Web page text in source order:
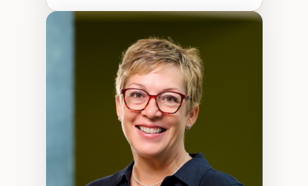
Théories du développement
Économie politique comparée
Élites économiques
Sociologie économique
Extractivisme
Classes sociales
Mouvements sociaux
Théories de l’État